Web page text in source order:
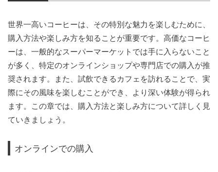
世界一高いコーヒーは、その特別な魅力を楽しむために、
購入方法や楽しみ方を知ることが重要です。高価なコーヒ
ーは、一般的なスーパーマーケットでは手に入らないこと
が多く、特定のオンラインショップや専門店での購入が推
奨されます。また、試飲できるカフェを訪れることで、実
際にその風味を楽しむことができ、より深い体験が得られ
ます。この章では、購入方法と楽しみ方について詳しく見
ていきましょう。
オンラインでの購入